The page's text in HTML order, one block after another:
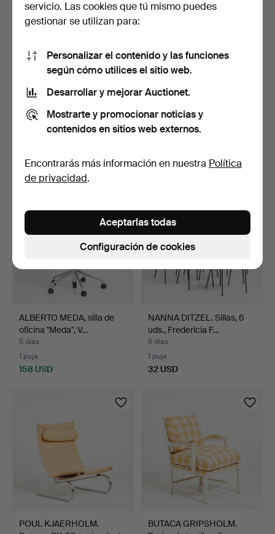
SILLA, tapicería textil,
década de 1960.
158 USD
ALBERTO MEDA, silla de
oficina ''Meda'', V…
5 días
158 USD
ALBERTO MEDA, silla de
oficina ''Meda'', V…
5 días
1 puja
158 USD
NANNA DITZEL. Sillas, 6
uds., Fredericia F…
6 días
1 puja
32 USD
POUL KJAERHOLM.
BUTACA GRIPSHOLM.
servicio. Las cookies que tú mismo puedes
gestionar se utilizan para:
Personalizar el contenido y las funciones
según cómo utilices el sitio web.
Desarrollar y mejorar Auctionet.
Mostrarte y promocionar noticias y
contenidos en sitios web externos.
Encontrarás más información en nuestra Política
de privacidad.
Configuración de cookies
Aceptarlas todas